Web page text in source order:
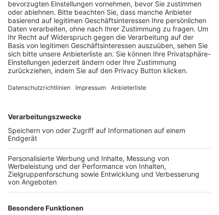
BFV-Geschäftsstellen
Trainerbörse
Login SpielPlus
FOLGE DEM BFV
TOP-VEREINE
TOP-PARTNER